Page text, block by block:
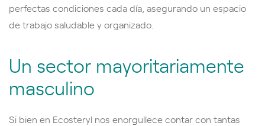
perfectas condiciones cada día, asegurando un espacio
de trabajo saludable y organizado.
Un sector mayoritariamente
masculino
Si bien en Ecosteryl nos enorgullece contar con tantas